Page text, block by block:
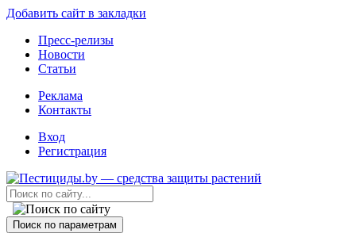
Добавить сайт в закладки
Пресс-релизы
Новости
Статьи
Реклама
Контакты
Вход
Регистрация
Поиск по параметрам